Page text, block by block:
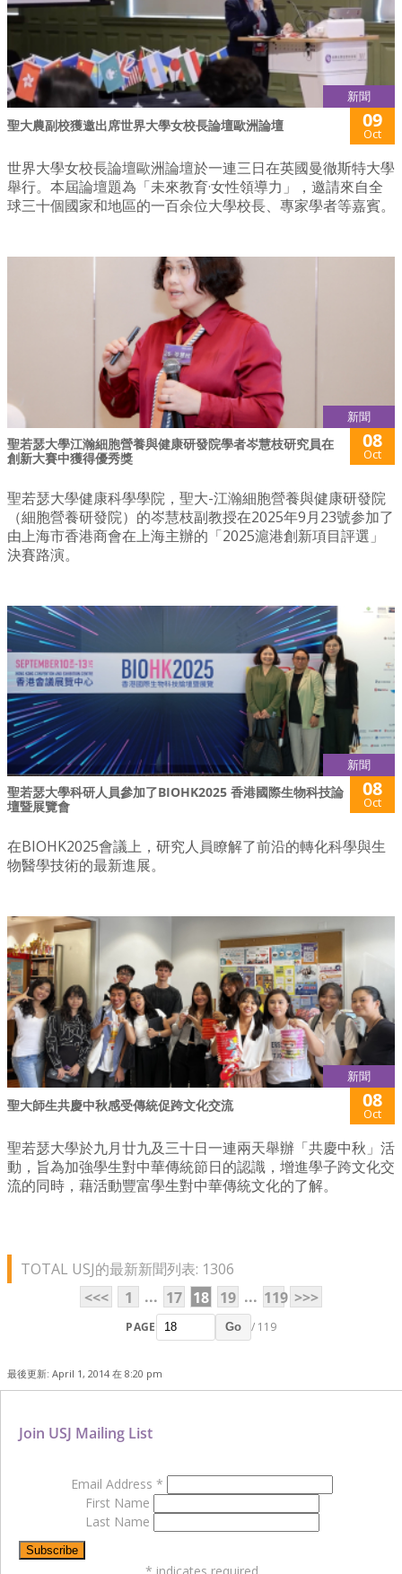
新聞
聖大農副校獲邀出席世界大學女校長論壇歐洲論壇 09
Oct
世界大學女校長論壇歐洲論壇於一連三日在英國曼徹斯特大學
舉行。本屆論壇題為「未來教育·女性領導力」，邀請來自全
球三十個國家和地區的一百余位大學校長、專家學者等嘉賓。
新聞
聖若瑟大學江瀚細胞營養與健康研發院學者岑慧枝研究員在
創新大賽中獲得優秀獎
08
Oct
聖若瑟大學健康科學學院，聖大-江瀚細胞營養與健康研發院
（細胞營養研發院）的岑慧枝副教授在2025年9月23號参加了
由上海市香港商會在上海主辦的「2025滬港創新項目評選」
決賽路演。
新聞
聖若瑟大學科研人員參加了BIOHK2025 香港國際生物科技論
壇暨展覽會
08
Oct
在BIOHK2025會議上，研究人員瞭解了前沿的轉化科學與生
物醫學技術的最新進展。
新聞
聖大師生共慶中秋感受傳統促跨文化交流 08
Oct
聖若瑟大學於九月廿九及三十日一連兩天舉辦「共慶中秋」活
動，旨為加強學生對中華傳統節日的認識，增進學子跨文化交
流的同時，藉活動豐富學生對中華傳統文化的了解。
TOTAL USJ的最新新聞列表: 1306
<<<
1 ... 17 18 19 ... 119 >>>
PAGE Go / 119
最後更新: April 1, 2014 在 8:20 pm
Join USJ Mailing List
Email Address *
First Name
Last Name